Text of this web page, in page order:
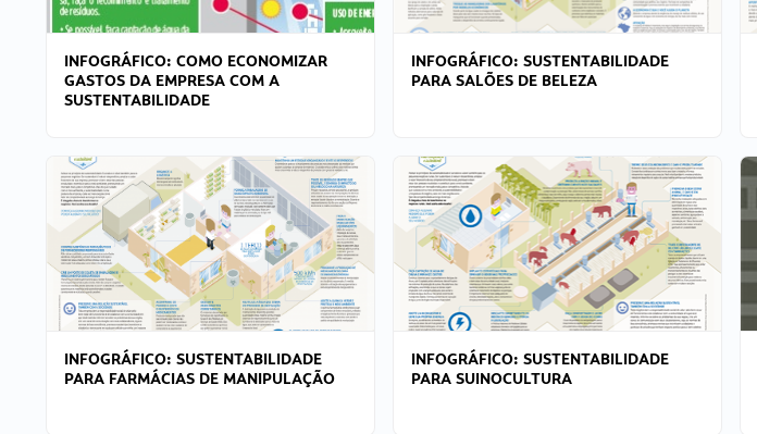
INFOGRÁFICO: COMO ECONOMIZAR
GASTOS DA EMPRESA COM A
SUSTENTABILIDADE
INFOGRÁFICO: SUSTENTABILIDADE
PARA SALÕES DE BELEZA
INFOGRÁFICO: SUSTENTABILIDADE
PARA FARMÁCIAS DE MANIPULAÇÃO
INFOGRÁFICO: SUSTENTABILIDADE
PARA SUINOCULTURA